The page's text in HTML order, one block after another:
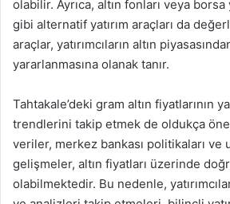
olabilir. Ayrıca, altın fonları veya borsa
gibi alternatif yatırım araçları da
araçlar, yatırımcıların altın
yararlanmasına olanak tanır.
Tahtakale’deki gram altın fiyatlarının
trendlerini takip etmek de oldukça
veriler, merkez bankası politikaları ve
gelişmeler, altın fiyatları üzerinde
olabilmektedir. Bu nedenle,